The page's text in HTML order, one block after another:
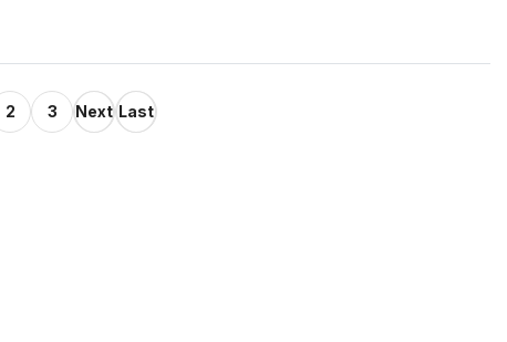
2 3 Next Last